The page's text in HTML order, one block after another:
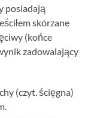
posiadają
skórzane
(końce
zadowalający
(czyt. ścięgna)